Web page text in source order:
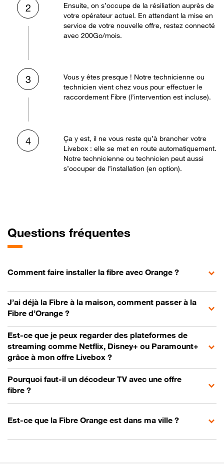
2
Ensuite, on s’occupe de la résiliation auprès de
votre opérateur actuel. En attendant la mise en
service de votre nouvelle offre, restez connecté
avec 200Go/mois.
3
Vous y êtes presque ! Notre technicienne ou
technicien vient chez vous pour effectuer le
raccordement Fibre (l’intervention est incluse).
4
Ça y est, il ne vous reste qu’à brancher votre
Livebox : elle se met en route automatiquement.
Notre technicienne ou technicien peut aussi
s’occuper de l’installation (en option).
Questions fréquentes
Comment faire installer la fibre avec Orange ?
J’ai déjà la Fibre à la maison, comment passer à la
Fibre d’Orange ?
Est-ce que je peux regarder des plateformes de
streaming comme Netflix, Disney+ ou Paramount+
grâce à mon offre Livebox ?
Pourquoi faut-il un décodeur TV avec une offre
fibre ?
Est-ce que la Fibre Orange est dans ma ville ?